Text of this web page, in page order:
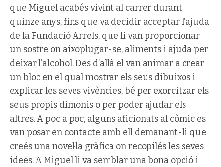
que Miguel acabés vivint al carrer durant
quinze anys, fins que va decidir acceptar l’ajuda
de la Fundació Arrels, que li van proporcionar
un sostre on aixoplugar-se, aliments i ajuda per
deixar l’alcohol. Des d’allà el van animar a crear
un bloc en el qual mostrar els seus dibuixos i
explicar les seves vivències, bé per exorcitzar els
seus propis dimonis o per poder ajudar els
altres. A poc a poc, alguns aficionats al còmic es
van posar en contacte amb ell demanant-li que
creés una novel·la gràfica on recopilés les seves
idees. A Miguel li va semblar una bona opció i